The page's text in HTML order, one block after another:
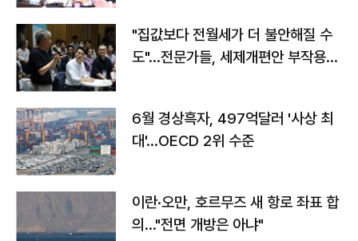
"집값보다 전월세가 더 불안해질 수
도"…전문가들, 세제개편안 부작용
6월 경상흑자, 497억달러 '사상 최
대'…OECD 2위 수준
이란·오만, 호르무즈 새 항로 좌표 합
의…"전면 개방은 아냐"